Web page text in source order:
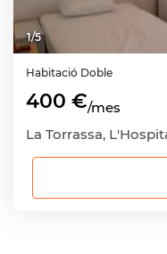
1/5
Habitació Doble
400 €/mes
La Torrassa,